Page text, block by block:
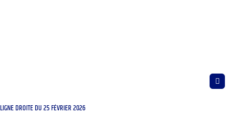
LIGNE DROITE DU 25 FÉVRIER 2026